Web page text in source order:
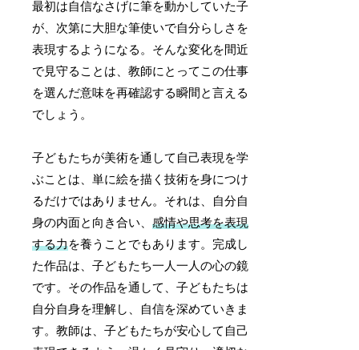
最初は自信なさげに筆を動かしていた子
が、次第に大胆な筆使いで自分らしさを
表現するようになる。そんな変化を間近
で見守ることは、教師にとってこの仕事
を選んだ意味を再確認する瞬間と言える
でしょう。
子どもたちが美術を通して自己表現を学
ぶことは、単に絵を描く技術を身につけ
るだけではありません。それは、自分自
身の内面と向き合い、感情や思考を表現
する力を養うことでもあります。完成し
た作品は、子どもたち一人一人の心の鏡
です。その作品を通して、子どもたちは
自分自身を理解し、自信を深めていきま
す。教師は、子どもたちが安心して自己